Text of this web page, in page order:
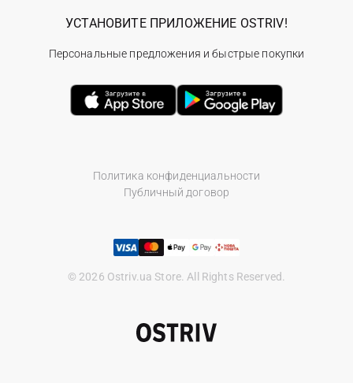
Политика конфиденциальности
Публичный договор
© 2026 Ostriv.ua Store. All Rights Reserved.
УСТАНОВИТЕ ПРИЛОЖЕНИЕ OSTRIV!
Персональные предложения и быстрые покупки